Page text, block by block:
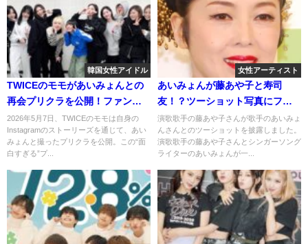
韓国女性アイドル
TWICEのモモがあいみょんとの
再会プリクラを公開！ファンの
反応は？
2026年5月7日、TWICEのモモは自身の
Instagramのストーリーズを通じて、あい
みょんと撮ったプリクラを公開。この“面
白すぎる”プ...
女性アーティスト
あいみょんが藤あや子と寿司
友！？ツーショット写真にファ
ンの反応は？
演歌歌手の藤あや子さんが歌手のあいみょ
んさんとのツーショットを披露しました。
演歌歌手の藤あや子さんとシンガーソング
ライターのあいみょんが一...